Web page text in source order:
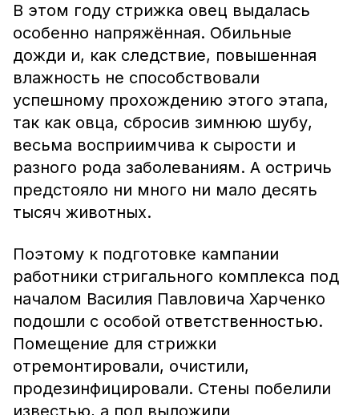
В этом году стрижка овец выдалась
особенно напряжённая. Обильные
дожди и, как следствие, повышенная
влажность не способствовали
успешному прохождению этого этапа,
так как овца, сбросив зимнюю шубу,
весьма восприимчива к сырости и
разного рода заболеваниям. А остричь
предстояло ни много ни мало десять
тысяч животных.
Поэтому к подготовке кампании
работники стригального комплекса под
началом Василия Павловича Харченко
подошли с особой ответственностью.
Помещение для стрижки
отремонтировали, очистили,
продезинфицировали. Стены побелили
известью, а пол выложили